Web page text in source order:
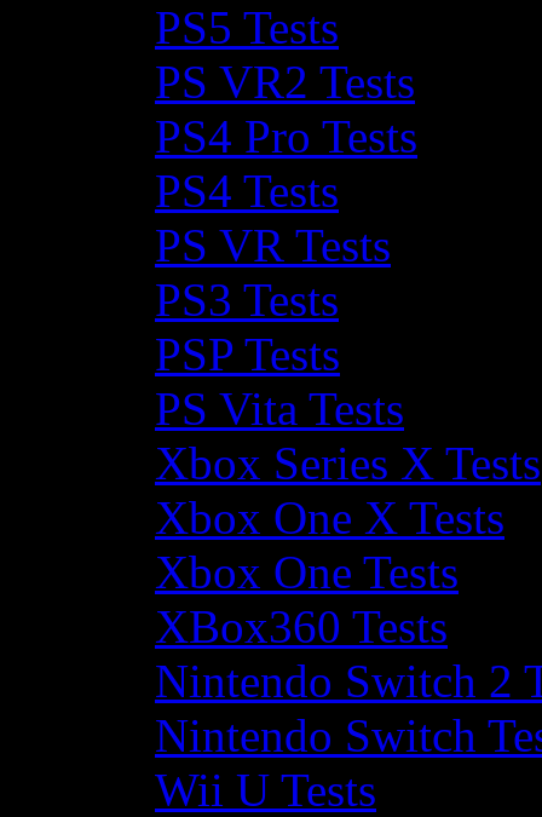
PS5 Tests
PS VR2 Tests
PS4 Pro Tests
PS4 Tests
PS VR Tests
PS3 Tests
PSP Tests
PS Vita Tests
Xbox Series X Tests
Xbox One X Tests
Xbox One Tests
XBox360 Tests
Nintendo Switch 2
Nintendo Switch
Wii U Tests